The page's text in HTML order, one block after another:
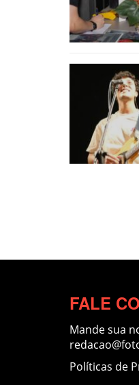
FALE
Mande sua
Políticas de